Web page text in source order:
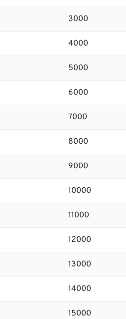
3000
4000
5000
6000
7000
8000
9000
10000
11000
12000
13000
14000
15000